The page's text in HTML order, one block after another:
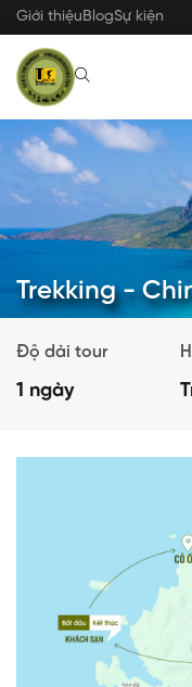
Nhảy
đến
dung
Giới thiệuBlogSự kiện
Trekking -
Độ dài tour
1 ngày